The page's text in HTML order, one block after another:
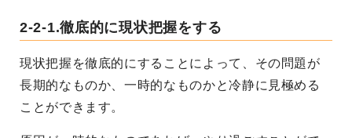
2-2-1.徹底的に現状把握をする
現状把握を徹底的にすることによって、その問題が
長期的なものか、一時的なものかと冷静に見極める
ことができます。